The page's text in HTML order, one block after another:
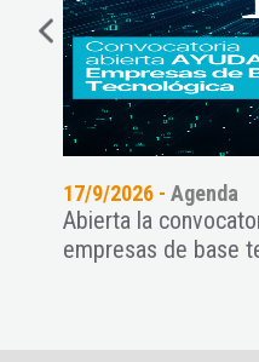
17/9/2026 -Agenda
Abierta la
empresas de base